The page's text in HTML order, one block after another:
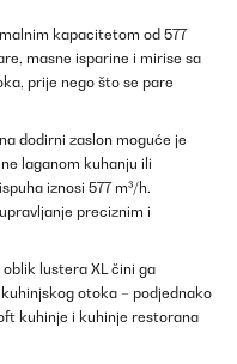
kapacitetom od 577
masne isparine i mirise sa
prije nego što se pare
dodirni zaslon moguće je
laganom kuhanju ili
iznosi 577 m³/h.
preciznim i
oblik lustera XL čini ga
otoka – podjednako
kuhinje i kuhinje restorana